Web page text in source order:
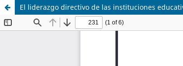
El liderazgo directivo de las instituciones